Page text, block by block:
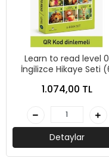
Learn to read level 0
İngilizce Hikaye Seti
1.074,00 TL
Detaylar